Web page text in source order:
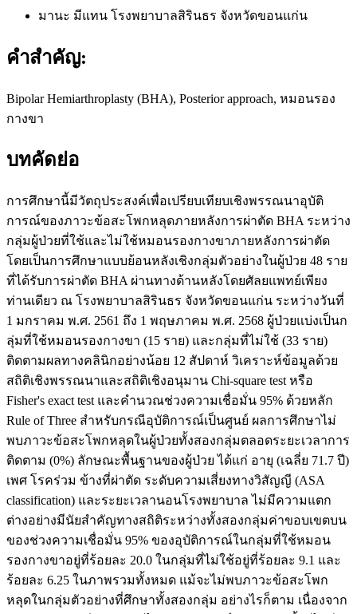
มานะ มีแทน โรงพยาบาลสิรินธร จังหวัดขอนแก่น
คำสำคัญ:
Bipolar Hemiarthroplasty (BHA), Posterior approach, หมอนรอง
กางขา
บทคัดย่อ
การศึกษานี้มีวัตถุประสงค์เพื่อเปรียบเทียบเชิงพรรณนาอุบัติ
การณ์ของภาวะข้อสะโพกหลุดภายหลังการผ่าตัด BHA ระหว่าง
กลุ่มผู้ป่วยที่ใช้และไม่ใช้หมอนรองกางขาภายหลังการผ่าตัด
โดยเป็นการศึกษาแบบย้อนหลังเชิงกลุ่มตัวอย่างในผู้ป่วย 48 ราย
ที่ได้รับการผ่าตัด BHA ผ่านทางด้านหลังโดยศัลยแพทย์เพียง
ท่านเดียว ณ โรงพยาบาลสิรินธร จังหวัดขอนแก่น ระหว่างวันที่
1 มกราคม พ.ศ. 2561 ถึง 1 พฤษภาคม พ.ศ. 2568 ผู้ป่วยแบ่งเป็นก
ลุ่มที่ใช้หมอนรองกางขา (15 ราย) และกลุ่มที่ไม่ใช้ (33 ราย)
ติดตามผลทางคลินิกอย่างน้อย 12 สัปดาห์ วิเคราะห์ข้อมูลด้วย
สถิติเชิงพรรณนาและสถิติเชิงอนุมาน Chi-square test หรือ
Fisher's exact test และคำนวณช่วงความเชื่อมั่น 95% ด้วยหลัก
Rule of Three สำหรับกรณีอุบัติการณ์เป็นศูนย์ ผลการศึกษาไม่
พบภาวะข้อสะโพกหลุดในผู้ป่วยทั้งสองกลุ่มตลอดระยะเวลาการ
ติดตาม (0%) ลักษณะพื้นฐานของผู้ป่วย ได้แก่ อายุ (เฉลี่ย 71.7 ปี)
เพศ โรคร่วม ข้างที่ผ่าตัด ระดับความเสี่ยงทางวิสัญญี (ASA
classification) และระยะเวลานอนโรงพยาบาล ไม่มีความแตก
ต่างอย่างมีนัยสำคัญทางสถิติระหว่างทั้งสองกลุ่มค่าขอบเขตบน
ของช่วงความเชื่อมั่น 95% ของอุบัติการณ์ในกลุ่มที่ใช้หมอน
รองกางขาอยู่ที่ร้อยละ 20.0 ในกลุ่มที่ไม่ใช้อยู่ที่ร้อยละ 9.1 และ
ร้อยละ 6.25 ในภาพรวมทั้งหมด แม้จะไม่พบภาวะข้อสะโพก
หลุดในกลุ่มตัวอย่างที่ศึกษาทั้งสองกลุ่ม อย่างไรก็ตาม เนื่องจาก